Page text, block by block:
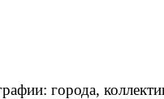
города,